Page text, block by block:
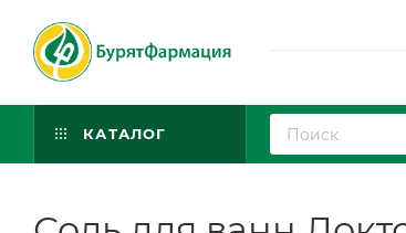
КАТАЛОГ